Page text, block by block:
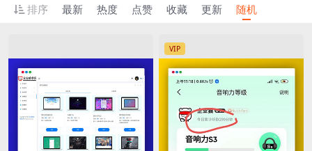
排序
最新 热度 点赞 收藏 更新 随机
VIP